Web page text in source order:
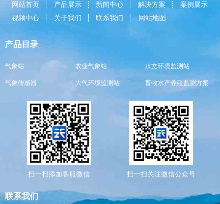
网站首页 产品展示 新闻中心 解决方案
案例展示
视频中心
关于我们 联系我们 网站地图
产品目录
气象站 农业气象站 水文环境监测站
气象传感器 大气环境监测站 畜牧水产养殖监测方案
扫一扫添加客服微信 扫一扫关注微信公众号
联系我们